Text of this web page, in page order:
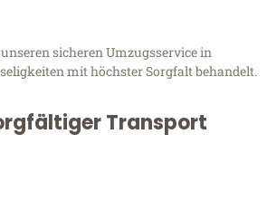
sicheren Umzugsservice in
mit höchster Sorgfalt behandelt.
Transport